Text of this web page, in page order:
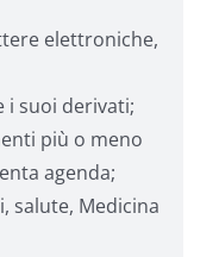
elettroniche,
i suoi derivati;
più o meno
agenda;
salute, Medicina